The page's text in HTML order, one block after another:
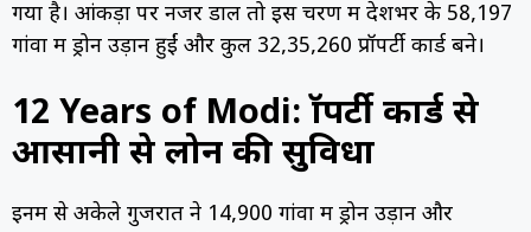
गया है। आंकड़ों पर नजर डालें तो इस चरण में देशभर के 58,197
गांवों में ड्रोन उड़ानें हुईं और कुल 32,35,260 प्रॉपर्टी कार्ड बने।
12 Years of Modi: प्रॉपर्टी कार्ड से
आसानी से लोन की सुविधा
इनमें से अकेले गुजरात ने 14,900 गांवों में ड्रोन उड़ान और